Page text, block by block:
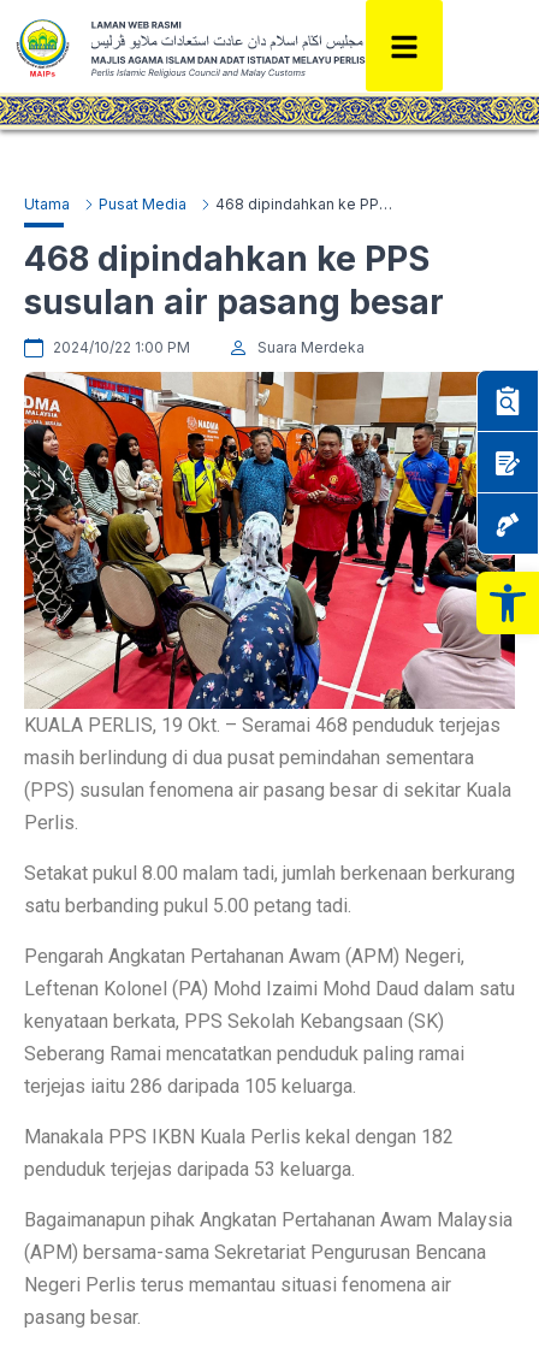
Utama Pusat Media 468 dipindahkan ke PPS susulan air pasang besar
468 dipindahkan ke PPS
susulan air pasang besar
2024/10/22 1:00 PM Suara Merdeka
KUALA PERLIS, 19 Okt. – Seramai 468 penduduk terjejas
masih berlindung di dua pusat pemindahan sementara
(PPS) susulan fenomena air pasang besar di sekitar Kuala
Perlis.
Setakat pukul 8.00 malam tadi, jumlah berkenaan berkurang
satu berbanding pukul 5.00 petang tadi.
Pengarah Angkatan Pertahanan Awam (APM) Negeri,
Leftenan Kolonel (PA) Mohd Izaimi Mohd Daud dalam satu
kenyataan berkata, PPS Sekolah Kebangsaan (SK)
Seberang Ramai mencatatkan penduduk paling ramai
terjejas iaitu 286 daripada 105 keluarga.
Manakala PPS IKBN Kuala Perlis kekal dengan 182
penduduk terjejas daripada 53 keluarga.
Bagaimanapun pihak Angkatan Pertahanan Awam Malaysia
(APM) bersama-sama Sekretariat Pengurusan Bencana
Negeri Perlis terus memantau situasi fenomena air
pasang besar.